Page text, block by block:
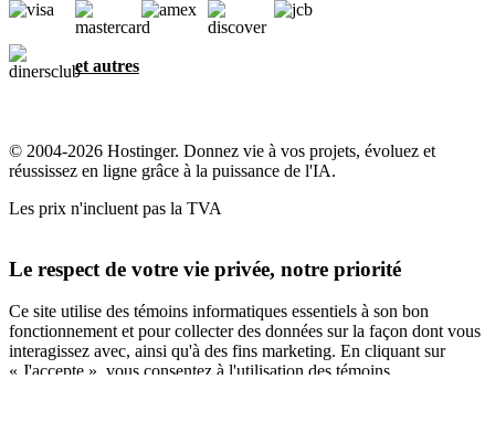
et autres
© 2004-2026 Hostinger. Donnez vie à vos projets, évoluez et
réussissez en ligne grâce à la puissance de l'IA.
Les prix n'incluent pas la TVA
Le respect de votre vie privée, notre priorité
Ce site utilise des témoins informatiques essentiels à son bon
fonctionnement et pour collecter des données sur la façon dont vous
interagissez avec, ainsi qu'à des fins marketing. En cliquant sur
« J'accepte », vous consentez à l'utilisation des témoins